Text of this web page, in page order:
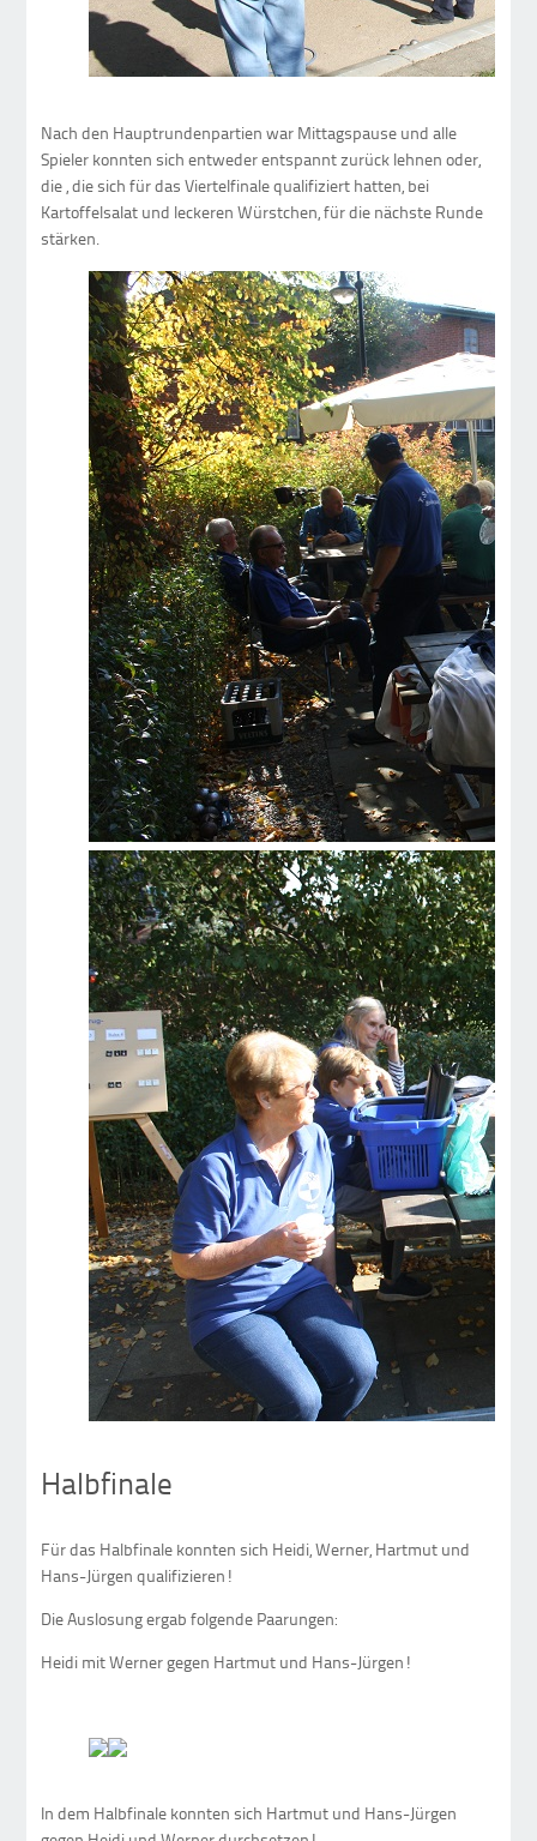
Nach den Hauptrundenpartien war Mittagspause und alle
Spieler konnten sich entweder entspannt zurück lehnen oder,
die , die sich für das Viertelfinale qualifiziert hatten, bei
Kartoffelsalat und leckeren Würstchen, für die nächste Runde
stärken.
Halbfinale
Für das Halbfinale konnten sich Heidi, Werner, Hartmut und
Hans-Jürgen qualifizieren!
Die Auslosung ergab folgende Paarungen:
Heidi mit Werner gegen Hartmut und Hans-Jürgen!
In dem Halbfinale konnten sich Hartmut und Hans-Jürgen